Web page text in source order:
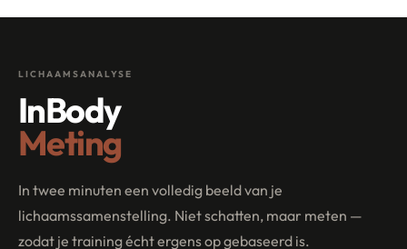
LICHAAMSANALYSE
InBody
Meting
In twee minuten een volledig beeld van je
lichaamssamenstelling. Niet schatten, maar meten —
zodat je training écht ergens op gebaseerd is.